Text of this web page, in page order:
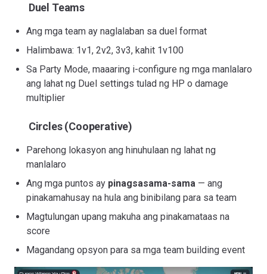
Duel Teams
Ang mga team ay naglalaban sa duel format
Halimbawa: 1v1, 2v2, 3v3, kahit 1v100
Sa Party Mode, maaaring i-configure ng mga manlalaro
ang lahat ng Duel settings tulad ng HP o damage
multiplier
Circles (Cooperative)
Parehong lokasyon ang hinuhulaan ng lahat ng
manlalaro
Ang mga puntos ay pinagsasama-sama — ang
pinakamahusay na hula ang binibilang para sa team
Magtulungan upang makuha ang pinakamataas na
score
Magandang opsyon para sa mga team building event